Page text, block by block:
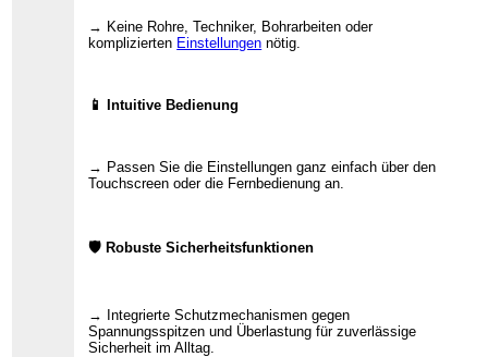
→ Keine Rohre, Techniker, Bohrarbeiten oder
komplizierten Einstellungen nötig.
📱 Intuitive Bedienung
→ Passen Sie die Einstellungen ganz einfach über den
Touchscreen oder die Fernbedienung an.
🛡 Robuste Sicherheitsfunktionen
→ Integrierte Schutzmechanismen gegen
Spannungsspitzen und Überlastung für zuverlässige
Sicherheit im Alltag.